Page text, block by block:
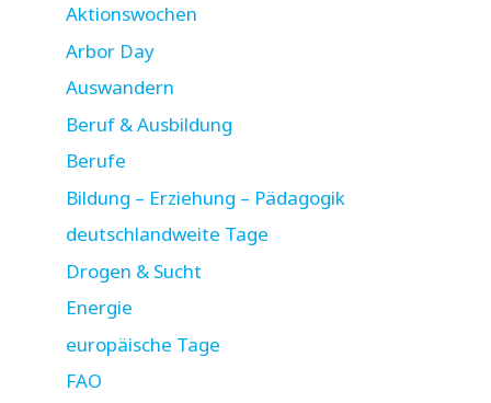
Aktionswochen
Arbor Day
Auswandern
Beruf & Ausbildung
Berufe
Bildung – Erziehung – Pädagogik
deutschlandweite Tage
Drogen & Sucht
Energie
europäische Tage
FAO